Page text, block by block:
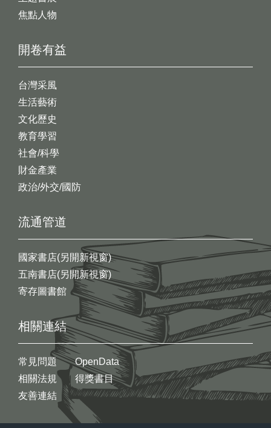
開卷有益
台灣采風
生活藝術
文化歷史
教育學習
社會/科學
財金產業
政治/外交/國防
焦點人物
流通管道
國家書店(另開新視窗)
五南書店(另開新視窗)
寄存圖書館
相關連結
常見問題
相關法規
友善連結
OpenData
得獎書目